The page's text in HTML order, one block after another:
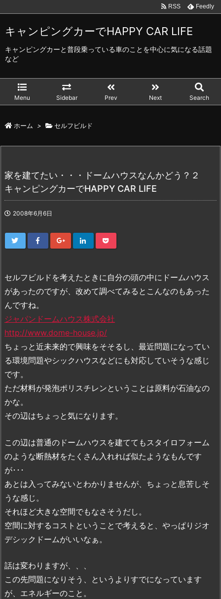
キャンピングカーでHAPPY CAR LIFE
キャンピングカーと普段乗っている車のことを中心に気になる話題
など
Menu Sidebar Prev Next Search
RSS Feedly
ホーム > セルフビルド
家を建てたい・・・ドームハウスなんかどう？２
キャンピングカーでHAPPY CAR LIFE
2008年6月6日
セルフビルドを考えたときに自分の頭の中にドームハウス
があったのですが、改めて調べてみるとこんなのもあった
んですね。
ジャパンドームハウス株式会社
http://www.dome-house.jp/
ちょっと近未来的で興味をそそるし、最近問題になってい
る環境問題やシックハウスなどにも対応していそうな感じ
です。
ただ材料が発泡ポリスチレンということは原料が石油なの
かな。
その辺はちょっと気になります。
この辺は普通のドームハウスを建ててもスタイロフォーム
のような断熱材をたくさん入れれば似たようなもんです
が･･･
あとは入ってみないとわかりませんが、ちょっと息苦しそ
うな感じ。
それほど大きな空間でもなさそうだし。
空間に対するコストということで考えると、やっぱりジオ
デシックドームがいいなぁ。
話は変わりますが、、、
この先問題になりそう、というよりすでになっています
が、エネルギーのこと。